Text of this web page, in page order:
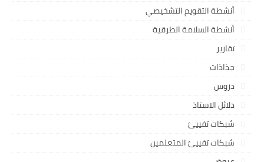
أنشطة التقويم التشخيصي
أنشطة السلامة الطرقية
تقارير
جذاذات
دروس
دلائل الاستاذ
شبكات تفييئ
شبكات تفييئ المتعلمين